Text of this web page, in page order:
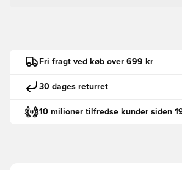
Fri fragt ved køb over 699 kr
30 dages returret
10 milioner tilfredse kunder siden